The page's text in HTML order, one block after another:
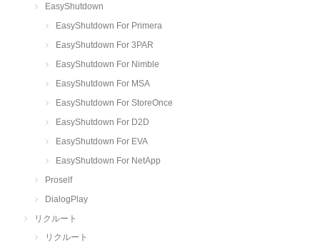
EasyShutdown
EasyShutdown For Primera
EasyShutdown For 3PAR
EasyShutdown For Nimble
EasyShutdown For MSA
EasyShutdown For StoreOnce
EasyShutdown For D2D
EasyShutdown For EVA
EasyShutdown For NetApp
Proself
DialogPlay
リクルート
リクルート